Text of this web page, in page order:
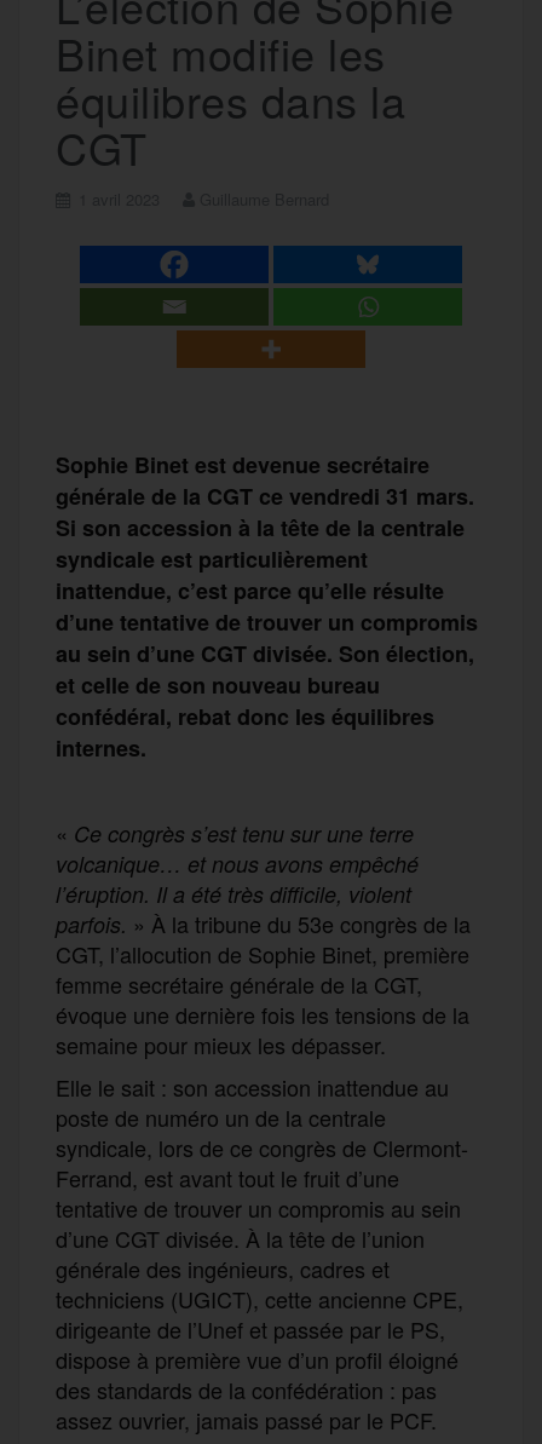
Binet modifie les
équilibres dans la
CGT
Sophie Binet est devenue secrétaire
générale de la CGT ce vendredi 31 mars.
Si son accession à la tête de la centrale
syndicale est particulièrement
inattendue, c’est parce qu’elle résulte
d’une tentative de trouver un compromis
au sein d’une CGT divisée. Son élection,
et celle de son nouveau bureau
confédéral, rebat donc les équilibres
internes.
« Ce congrès s’est tenu sur une terre
volcanique… et nous avons empêché
l’éruption. Il a été très difficile, violent
parfois. » À la tribune du 53e congrès de la
CGT, l’allocution de Sophie Binet, première
femme secrétaire générale de la CGT,
évoque une dernière fois les tensions de la
semaine pour mieux les dépasser.
Elle le sait : son accession inattendue au
poste de numéro un de la centrale
syndicale, lors de ce congrès de Clermont-
Ferrand, est avant tout le fruit d’une
tentative de trouver un compromis au sein
d’une CGT divisée. À la tête de l’union
générale des ingénieurs, cadres et
techniciens (UGICT), cette ancienne CPE,
dirigeante de l’Unef et passée par le PS,
dispose à première vue d’un profil éloigné
des standards de la confédération : pas
assez ouvrier, jamais passé par le PCF.